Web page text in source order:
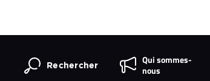
Rechercher
Qui sommes-
nous